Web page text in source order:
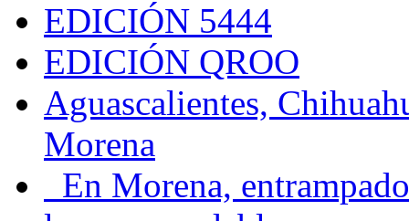
EDICIÓN 5444
EDICIÓN QROO
Aguascalientes,
Morena
En Morena,